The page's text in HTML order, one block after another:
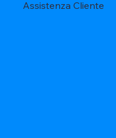
Assistenza Cliente